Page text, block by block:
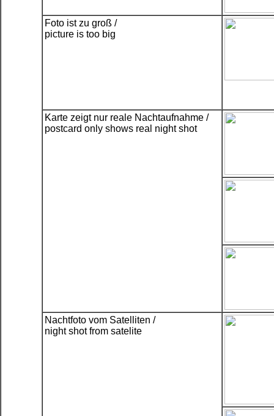
Foto ist zu groß /
picture is too big
Karte zeigt nur reale Nachtaufnahme /
postcard only shows real night shot
Nachtfoto vom Satelliten /
night shot from satelite